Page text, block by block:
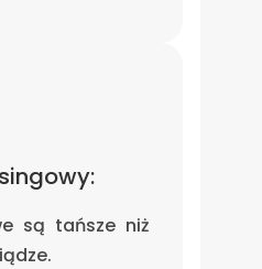
są tańsze niż